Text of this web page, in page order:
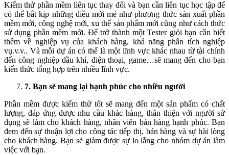
Kiểm thử phần mềm liên tục thay đổi và bạn cần liên tục học tập để
có thể bắt kịp những điều mới mẻ như phương thức sản xuất phần
mềm mới, công nghệ mới, xu thế sản phẩm mới cũng như cách thức
sử dụng phần mềm mới. Để trở thành một Tester giỏi bạn cần biết
thêm về nghiệp vụ của khách hàng, khả năng phân tích nghiệp
vụ.v.v.. Và mỗi dự án có thể là một lĩnh vực khác nhau từ tài chính
đến công nghiệp dầu khí, điện thoại, game…sẽ mang đến cho bạn
kiến thức tổng hợp trên nhiều lĩnh vực.
7. Bạn sẽ mang lại hạnh phúc cho nhiều người
Phần mềm được kiểm thử tốt sẽ mang đến một sản phẩm có chất
lượng, đáp ứng được nhu cầu khác hàng, thân thiện với người sử
dụng sẽ làm cho khách hàng, nhân viên bán hàng hạnh phúc. Bạn
đem đến sự thuận lợi cho công tác tiếp thị, bán hàng và sự hài lòng
cho khách hàng. Bạn sẽ giảm được sự lo lắng cho nhóm dự án làm
việc với bạn.